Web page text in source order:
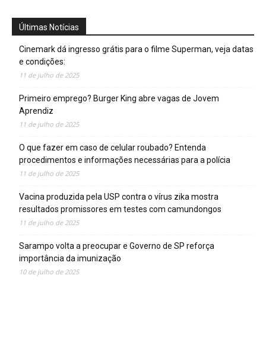
Últimas Notícias
Cinemark dá ingresso grátis para o filme Superman, veja datas
e condições:
11 de julho de 2025
Primeiro emprego? Burger King abre vagas de Jovem
Aprendiz
11 de julho de 2025
O que fazer em caso de celular roubado? Entenda
procedimentos e informações necessárias para a polícia
11 de julho de 2025
Vacina produzida pela USP contra o vírus zika mostra
resultados promissores em testes com camundongos
11 de julho de 2025
Sarampo volta a preocupar e Governo de SP reforça
importância da imunização
10 de julho de 2025